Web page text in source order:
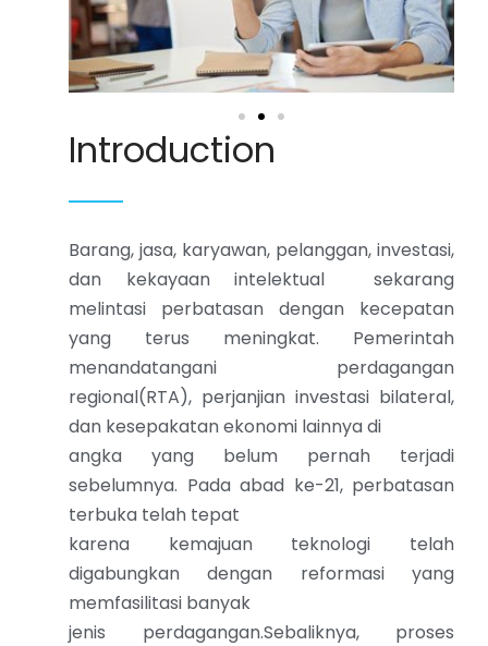
Introduction
Barang, jasa, karyawan, pelanggan, investasi,
dan kekayaan intelektual sekarang
melintasi perbatasan dengan kecepatan
yang terus meningkat. Pemerintah
menandatangani perdagangan
regional(RTA), perjanjian investasi bilateral,
dan kesepakatan ekonomi lainnya di
angka yang belum pernah terjadi
sebelumnya. Pada abad ke-21, perbatasan
terbuka telah tepat
karena kemajuan teknologi telah
digabungkan dengan reformasi yang
memfasilitasi banyak
jenis perdagangan.Sebaliknya, proses